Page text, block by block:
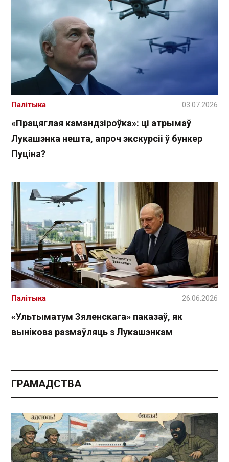
«Працяглая камандзіроўка»: ці атрымаў
Лукашэнка нешта, апроч экскурсіі ў бункер
Пуціна?
Палітыка 03.07.2026
«Ультыматум Зяленскага» паказаў, як
вынікова размаўляць з Лукашэнкам
Палітыка 26.06.2026
ГРАМАДСТВА